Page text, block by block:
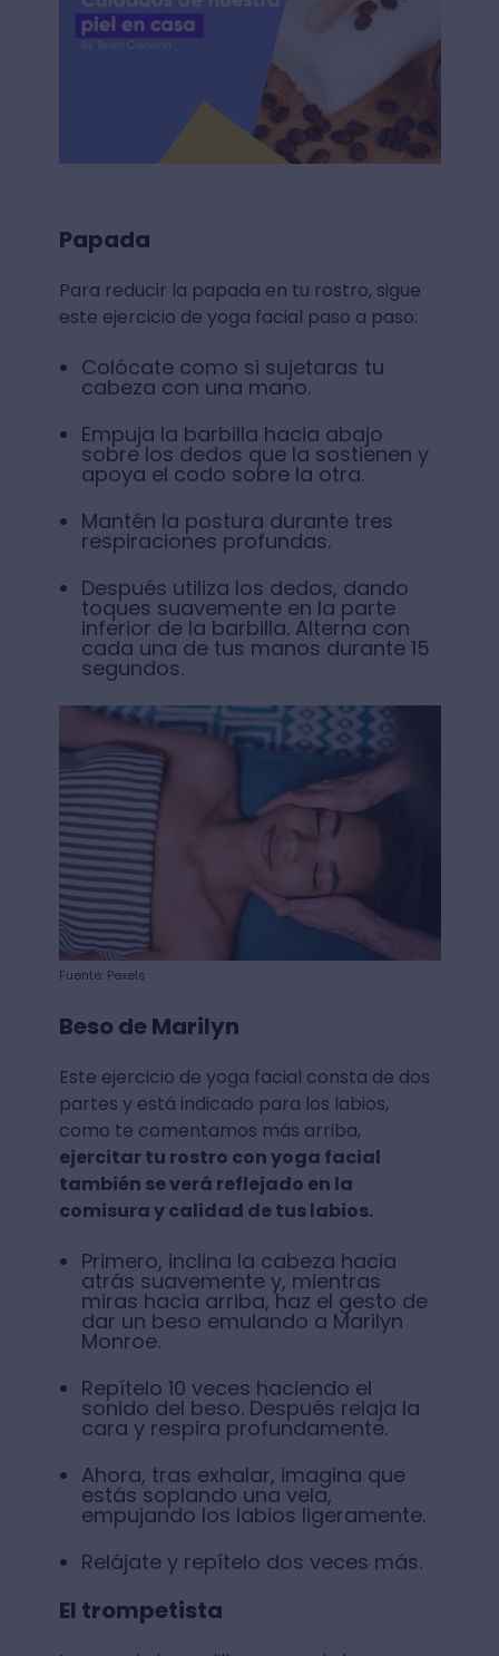
Papada
Para reducir la papada en tu rostro, sigue
este ejercicio de yoga facial paso a paso:
Colócate como si sujetaras tu
cabeza con una mano.
Empuja la barbilla hacia abajo
sobre los dedos que la sostienen y
apoya el codo sobre la otra.
Mantén la postura durante tres
respiraciones profundas.
Después utiliza los dedos, dando
toques suavemente en la parte
inferior de la barbilla. Alterna con
cada una de tus manos durante 15
segundos.
Fuente: Pexels
Beso de Marilyn
Este ejercicio de yoga facial consta de dos
partes y está indicado para los labios,
como te comentamos más arriba,
ejercitar tu rostro con yoga facial
también se verá reflejado en la
comisura y calidad de tus labios.
Primero, inclina la cabeza hacia
atrás suavemente y, mientras
miras hacia arriba, haz el gesto de
dar un beso emulando a Marilyn
Monroe.
Repítelo 10 veces haciendo el
sonido del beso. Después relaja la
cara y respira profundamente.
Ahora, tras exhalar, imagina que
estás soplando una vela,
empujando los labios ligeramente.
Relájate y repítelo dos veces más.
El trompetista